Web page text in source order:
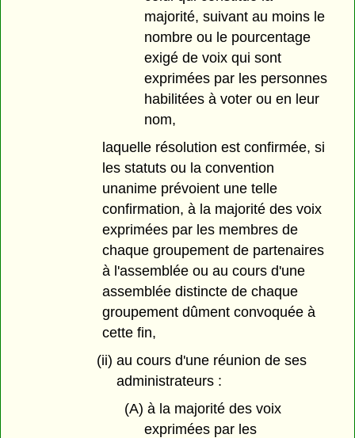
majorité, suivant au moins le
nombre ou le pourcentage
exigé de voix qui sont
exprimées par les personnes
habilitées à voter ou en leur
nom,
laquelle résolution est confirmée, si
les statuts ou la convention
unanime prévoient une telle
confirmation, à la majorité des voix
exprimées par les membres de
chaque groupement de partenaires
à l'assemblée ou au cours d'une
assemblée distincte de chaque
groupement dûment convoquée à
cette fin,
(ii) au cours d'une réunion de ses
administrateurs :
(A) à la majorité des voix
exprimées par les